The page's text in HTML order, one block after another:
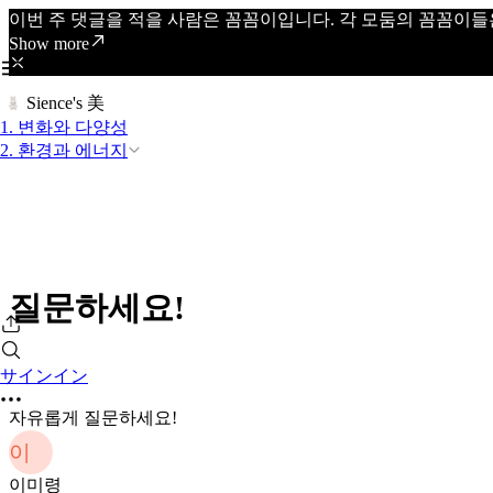
이번 주 댓글을 적을 사람은 꼼꼼이입니다. 각 모둠의 꼼꼼이
Show more
Sience's 美
1. 변화와 다양성
2. 환경과 에너지
サインイン
질문하세요!
자유롭게 질문하세요!
이
이미령